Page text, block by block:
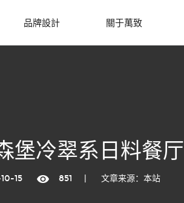
品牌設計 關于萬致
堡冷翠系日料餐厅
15 851 文章来源：本站